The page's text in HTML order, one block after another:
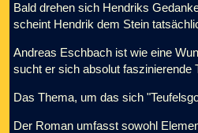
Bald drehen sich Hendriks
scheint Hendrik dem Stein
Andreas Eschbach ist wie eine
sucht er sich absolut faszinierende
Das Thema, um das sich
Der Roman umfasst sowohl